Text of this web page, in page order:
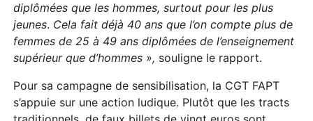
diplômées que les hommes, surtout pour les plus
jeunes. Cela fait déjà 40 ans que l’on compte plus de
femmes de 25 à 49 ans diplômées de l’enseignement
supérieur que d’hommes », souligne le rapport.
Pour sa campagne de sensibilisation, la CGT FAPT
s’appuie sur une action ludique. Plutôt que les tracts